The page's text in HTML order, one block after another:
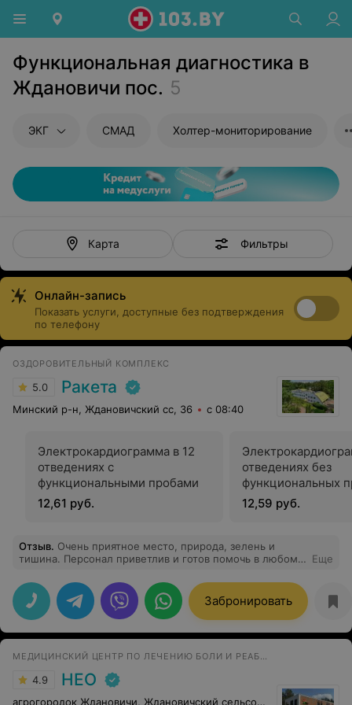
Функциональная диагностика в
Ждановичи пос. 5
ЭКГ СМАД Холтер-мониторирование
Карта Фильтры
Онлайн-запись
Показать услуги, доступные без подтверждения
по телефону
ОЗДОРОВИТЕЛЬНЫЙ КОМПЛЕКС
5.0 Ракета
Минский р-н, Ждановичский сс, 36 с 08:40
Электрокардиограмма в 12
отведениях с
функциональными пробами
12,61 руб.
отведениях без
функциональных
12,59 руб.
Отзыв. Очень приятное место, природа, зелень и
тишина. Персонал приветлив и готов помочь в любом
цены, хорошее обслуживание. Делала ударно
волновую терапию, УЗИ мягких тканей без очередей и
суеты
Еще
Забронировать
МЕДИЦИНСКИЙ ЦЕНТР ПО ЛЕЧЕНИЮ БОЛИ И РЕАБИЛИТАЦИИ
4.9 НЕО
агрогородок Ждановичи, Ждановичский сельсовет, 105